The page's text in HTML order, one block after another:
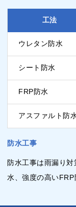
工法
ウレタン防水
シート防水
FRP防水
アスファルト防
防水工事
防水工事は雨漏り
水、強度の高いFRP